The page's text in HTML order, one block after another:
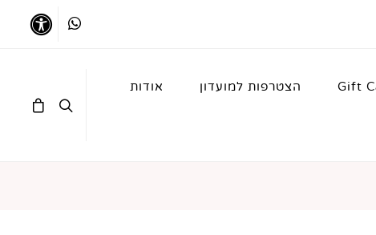
Whatsapp
Gift הצטרפות למועדון אודות